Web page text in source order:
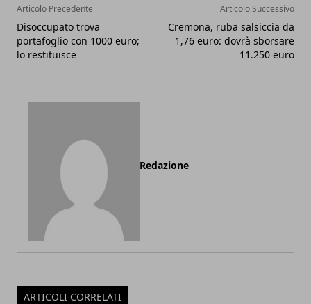
Articolo Precedente
Disoccupato trova
portafoglio con 1000 euro;
lo restituisce
Articolo Successivo
Cremona, ruba salsiccia da
1,76 euro: dovrà sborsare
11.250 euro
Redazione
ARTICOLI CORRELATI